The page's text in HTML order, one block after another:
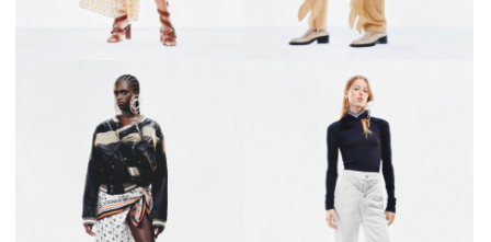
SPUR 2026 JULY
2026年9月号
2026-07-23発売
最新号を試し読み